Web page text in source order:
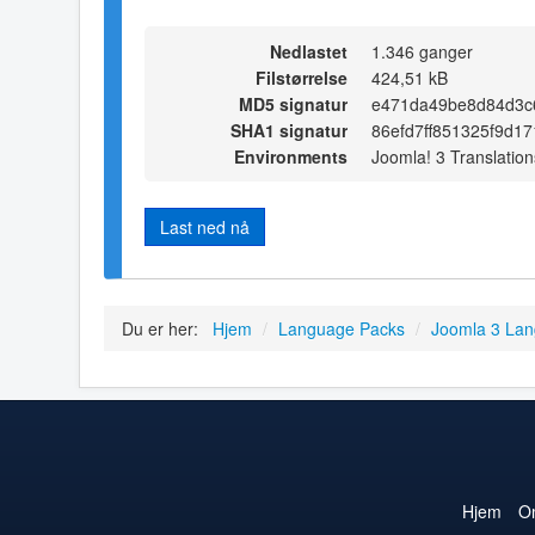
Nedlastet
1.346 ganger
Filstørrelse
424,51 kB
MD5 signatur
SHA1 signatur
Environments
Joomla! 3
Last ned nå
Du er her: Hjem / Language Packs / Joomla 3
Hjem